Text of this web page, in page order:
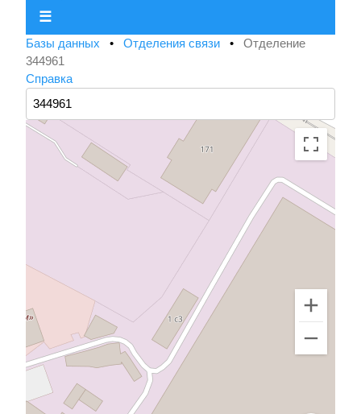
☰
Базы данных • Отделения связи • Отделение
344961
Справка